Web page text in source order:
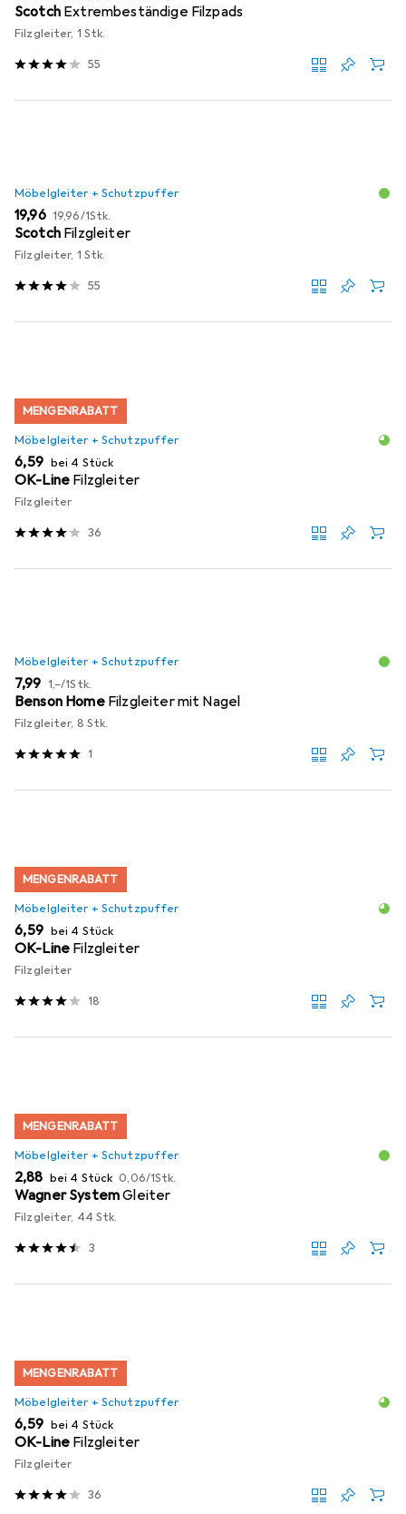
Scotch Extrembeständige Filzpads
Filzgleiter, 1 Stk.
55
Möbelgleiter + Schutzpuffer
EUR
19,96 EUR
19,96/1Stk.
Scotch Filzgleiter
Filzgleiter, 1 Stk.
55
MENGENRABATT
Möbelgleiter + Schutzpuffer
EUR
6,59 bei 4 Stück
OK-Line Filzgleiter
Filzgleiter
36
Möbelgleiter + Schutzpuffer
EUR
7,99 EUR
1,–/1Stk.
Benson Home Filzgleiter mit Nagel
Filzgleiter, 8 Stk.
1
MENGENRABATT
Möbelgleiter + Schutzpuffer
EUR
6,59 bei 4 Stück
OK-Line Filzgleiter
Filzgleiter
18
MENGENRABATT
Möbelgleiter + Schutzpuffer
EUR
2,88 bei 4 Stück EUR
0,06/1Stk.
Wagner SystemGleiter
Filzgleiter, 44 Stk.
3
MENGENRABATT
Möbelgleiter + Schutzpuffer
EUR
6,59 bei 4 Stück
OK-Line Filzgleiter
Filzgleiter
36